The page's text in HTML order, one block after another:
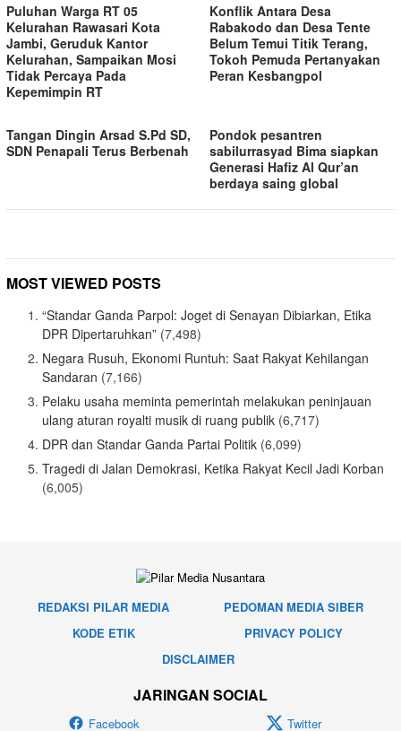
Puluhan Warga RT 05
Kelurahan Rawasari Kota
Jambi, Geruduk Kantor
Kelurahan, Sampaikan Mosi
Tidak Percaya Pada
Kepemimpin RT
Konflik Antara Desa
Rabakodo dan Desa Tente
Belum Temui Titik Terang,
Tokoh Pemuda Pertanyakan
Peran Kesbangpol
Tangan Dingin Arsad S.Pd SD,
SDN Penapali Terus Berbenah
Pondok pesantren
sabilurrasyad Bima siapkan
Generasi Hafiz Al Qur’an
berdaya saing global
MOST VIEWED POSTS
“Standar Ganda Parpol: Joget di Senayan Dibiarkan, Etika
DPR Dipertaruhkan” (7,498)
Negara Rusuh, Ekonomi Runtuh: Saat Rakyat Kehilangan
Sandaran (7,166)
Pelaku usaha meminta pemerintah melakukan peninjauan
ulang aturan royalti musik di ruang publik (6,717)
DPR dan Standar Ganda Partai Politik (6,099)
Tragedi di Jalan Demokrasi, Ketika Rakyat Kecil Jadi Korban
(6,005)
REDAKSI PILAR MEDIA
PEDOMAN MEDIA SIBER
KODE ETIK
PRIVACY POLICY
DISCLAIMER
JARINGAN SOCIAL
Facebook Twitter